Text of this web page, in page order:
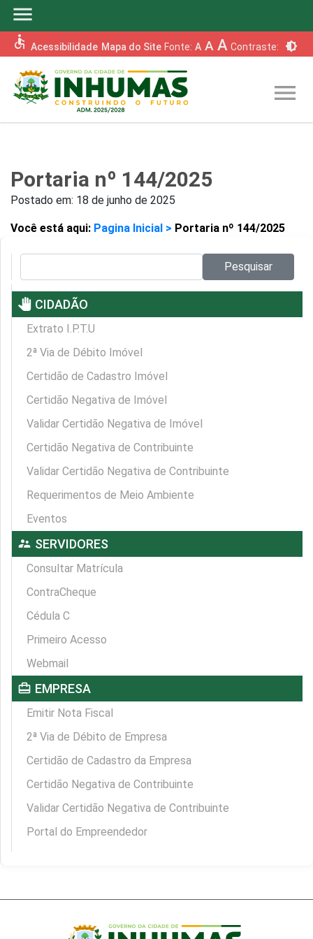
menu
accessible Acessibilidade Mapa do Site Fonte: A A A Contraste: brightness_6
menu
Portaria nº 144/2025
Postado em: 18 de junho de 2025
Você está aqui: Pagina Inicial > Portaria nº 144/2025
Pesquisar
pan_tool CIDADÃO
Extrato I.P.T.U
2ª Via de Débito Imóvel
Certidão de Cadastro Imóvel
Certidão Negativa de Imóvel
Validar Certidão Negativa de Imóvel
Certidão Negativa de Contribuinte
Validar Certidão Negativa de Contribuinte
Requerimentos de Meio Ambiente
Eventos
supervisor_account SERVIDORES
Consultar Matrícula
ContraCheque
Cédula C
Primeiro Acesso
Webmail
card_travel EMPRESA
Emitir Nota Fiscal
2ª Via de Débito de Empresa
Certidão de Cadastro da Empresa
Certidão Negativa de Contribuinte
Validar Certidão Negativa de Contribuinte
Portal do Empreendedor